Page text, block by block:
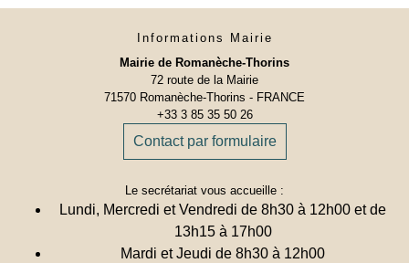
Informations Mairie
Mairie de Romanèche-Thorins
72 route de la Mairie
71570 Romanèche-Thorins - FRANCE
+33 3 85 35 50 26
Contact par formulaire
Le secrétariat vous accueille :
Lundi, Mercredi et Vendredi de 8h30 à 12h00 et de
13h15 à 17h00
Mardi et Jeudi de 8h30 à 12h00